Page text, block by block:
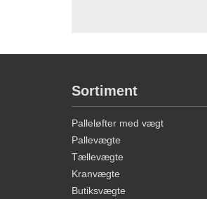
Sortiment
Palleløfter med vægt
Pallevægte
Tællevægte
Kranvægte
Butiksvægte